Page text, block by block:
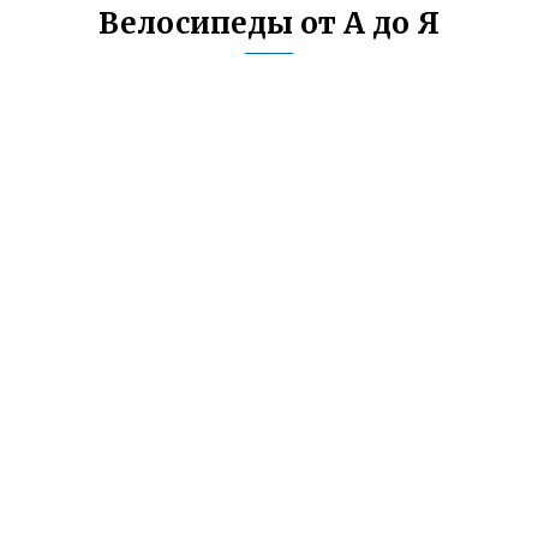
Велосипеды от А до Я